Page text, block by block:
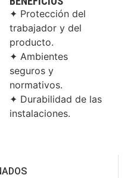
✦ Protección del
trabajador y del
producto.
✦ Ambientes
seguros y
normativos.
✦ Durabilidad de las
instalaciones.